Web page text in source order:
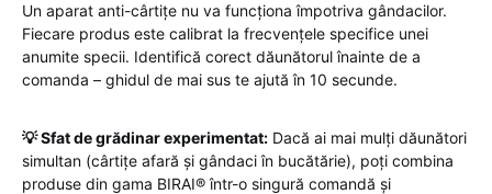
Un aparat anti-cârtițe nu va funcționa împotriva gândacilor.
Fiecare produs este calibrat la frecvențele specifice unei
anumite specii. Identifică corect dăunătorul înainte de a
comanda – ghidul de mai sus te ajută în 10 secunde.
💡 Sfat de grădinar experimentat: Dacă ai mai mulți dăunători
simultan (cârtițe afară și gândaci în bucătărie), poți combina
produse din gama BIRAI® într-o singură comandă și